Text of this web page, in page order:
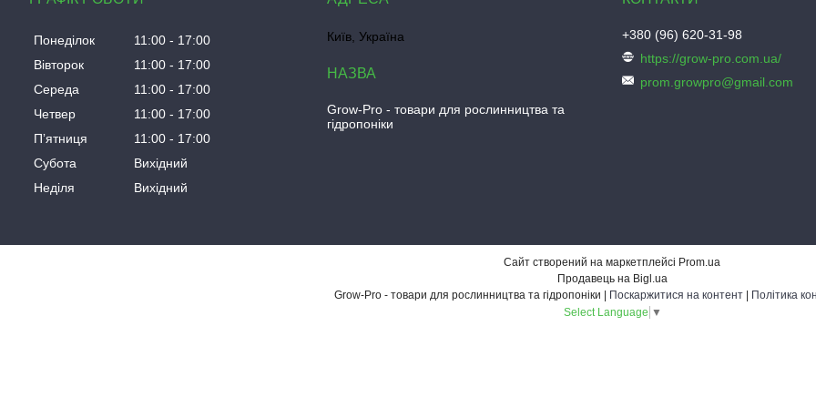
Понеділок 11:00
17:00
Вівторок
11:00
17:00
Середа
11:00
17:00
Четвер
11:00
17:00
Пʼятниця
11:00
17:00
Субота
Вихідний
Неділя
Вихідний
Київ, Україна
Grow-Pro - товари для рослинництва та
гідропоніки
+380 (96) 620-31-98
https://grow-pro.com.ua/
prom.growpro@gmail.com
Сайт створений на маркетплейсі Prom.ua
Продавець на Bigl.ua
Grow-Pro - товари для рослинництва та гідропоніки | Поскаржитися на контент | Політика
Select Language ▼